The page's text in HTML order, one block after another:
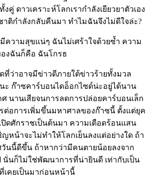
คู่ ดาวเคราะห์โลกเรากำลังเยียวยาตัวเอง
าติกำลังกลับคืนมา ทำไมฉันจึงไม่ดีใจล่ะ?
ความสุขแน่ๆ ฉันไม่เศร้าใจด้วยซ้ำ ความ
งฉันก็คือ ฉันโกรธ
ว่าอาจมีข่าวดีภายใต้ข่าวร้ายทั้งมวล
ะ ก๊าซคาร์บอนไดอ็อกไซด์น่ะอยู่ได้นาน
นานเสียจนการลดการปล่อยคาร์บอนเล็ก
ต่อการเพิ่มขึ้นมหาศาลของก๊าซนี้ ตั้งแต่ยุค
ดศักราชเป็นต้นมา ความเดือดร้อนแสน
ญหน้าจะไม่ทำให้โลกเย็นลงแต่อย่างใด ถ้า
นนี้ดีขึ้น ถ้าหากว่ามีคนตายน้อยลงจาก
นั่นก็ไม่ใช่พัฒนาการที่น่ายินดี เท่ากับเป็น
เคยเป็นมาก่อนหน้านี้